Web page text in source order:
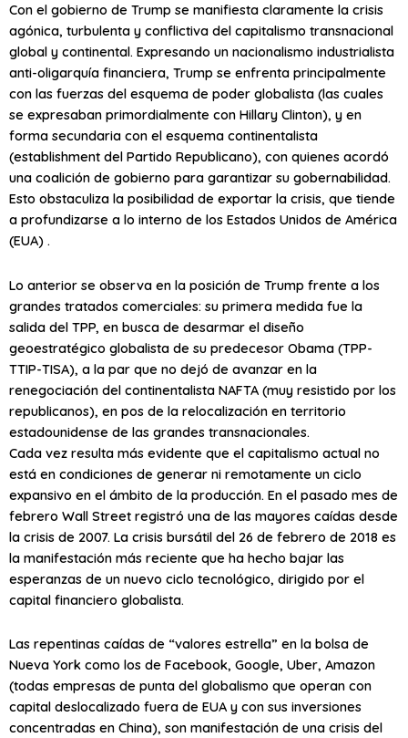
Con el gobierno de Trump se manifiesta claramente la crisis
agónica, turbulenta y conflictiva del capitalismo transnacional
global y continental. Expresando un nacionalismo industrialista
anti-oligarquía financiera, Trump se enfrenta principalmente
con las fuerzas del esquema de poder globalista (las cuales
se expresaban primordialmente con Hillary Clinton), y en
forma secundaria con el esquema continentalista
(establishment del Partido Republicano), con quienes acordó
una coalición de gobierno para garantizar su gobernabilidad.
Esto obstaculiza la posibilidad de exportar la crisis, que tiende
a profundizarse a lo interno de los Estados Unidos de América
(EUA) .
Lo anterior se observa en la posición de Trump frente a los
grandes tratados comerciales: su primera medida fue la
salida del TPP, en busca de desarmar el diseño
geoestratégico globalista de su predecesor Obama (TPP-
TTIP-TISA), a la par que no dejó de avanzar en la
renegociación del continentalista NAFTA (muy resistido por los
republicanos), en pos de la relocalización en territorio
estadounidense de las grandes transnacionales.
Cada vez resulta más evidente que el capitalismo actual no
está en condiciones de generar ni remotamente un ciclo
expansivo en el ámbito de la producción. En el pasado mes de
febrero Wall Street registró una de las mayores caídas desde
la crisis de 2007. La crisis bursátil del 26 de febrero de 2018 es
la manifestación más reciente que ha hecho bajar las
esperanzas de un nuevo ciclo tecnológico, dirigido por el
capital financiero globalista.
Las repentinas caídas de “valores estrella” en la bolsa de
Nueva York como los de Facebook, Google, Uber, Amazon
(todas empresas de punta del globalismo que operan con
capital deslocalizado fuera de EUA y con sus inversiones
concentradas en China), son manifestación de una crisis del